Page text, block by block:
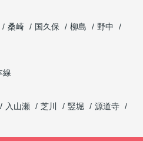
桑崎 国久保 柳島
野中
線
入山瀬 芝川 竪堀
源道寺